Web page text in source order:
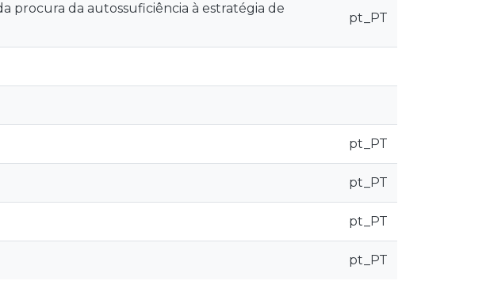
procura da autossuficiência à estratégia de
pt_PT
pt_PT
pt_PT
pt_PT
pt_PT